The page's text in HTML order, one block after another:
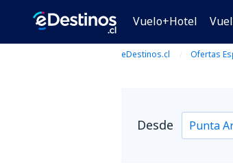
Vuelo+Hotel
eDestinos.cl Ofertas
Desde